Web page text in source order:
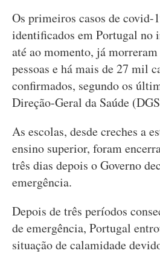
Os primeiros casos de covid-
identificados em Portugal no
até ao momento, já
pessoas e há mais de 27 mil
confirmados, segundo os
Direção-Geral da Saúde
As escolas, desde creches a
ensino superior, foram
três dias depois o Governo
emergência.
Depois de três períodos
de emergência, Portugal
situação de calamidade